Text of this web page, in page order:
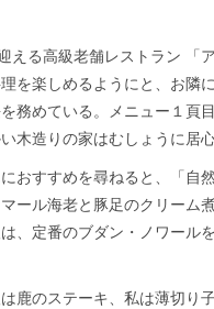
える高級老舗レストラン 「
を楽しめるようにと、お隣
務めている。メニュー１頁
木造りの家はむしょうに居心
おすすめを尋ねると、「自
ール海老と豚足のクリーム
、定番のブダン・ノワール
鹿のステーキ、私は薄切り